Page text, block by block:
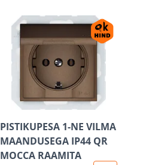
PISTIKUPESA 1-NE VILMA
MAANDUSEGA IP44 QR
MOCCA RAAMITA